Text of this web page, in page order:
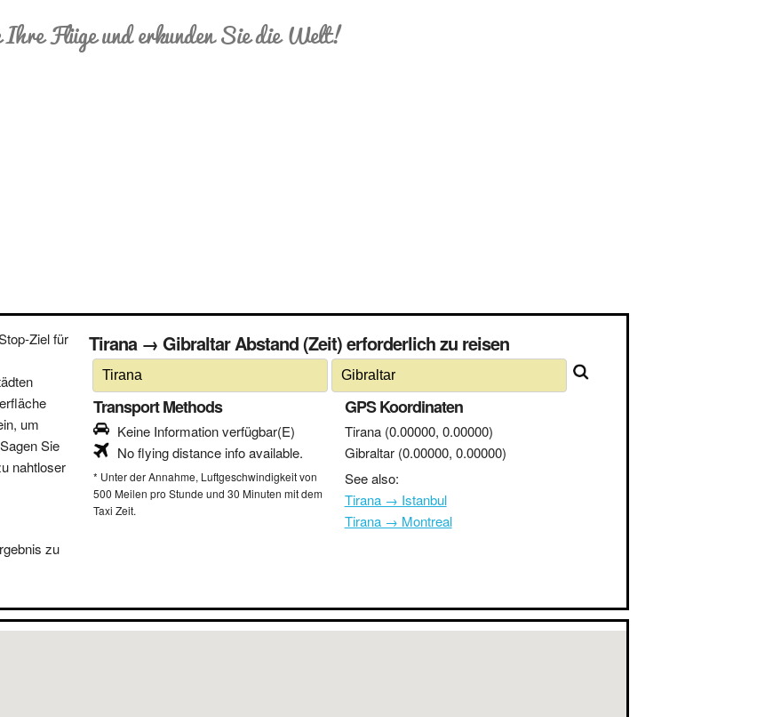
Ihre Flüge und erkunden Sie die Welt!
Ziel für
um
Sie
nahtloser
zu
Tirana → Gibraltar Abstand (Zeit) erforderlich zu reisen
Transport Methods
Keine Information verfügbar(E)
No flying distance info available.
* Unter der Annahme, Luftgeschwindigkeit von
500 Meilen pro Stunde und 30 Minuten mit dem
Taxi Zeit.
GPS Koordinaten
Tirana (0.00000, 0.00000)
Gibraltar (0.00000, 0.00000)
See also:
Tirana → Istanbul
Tirana → Montreal